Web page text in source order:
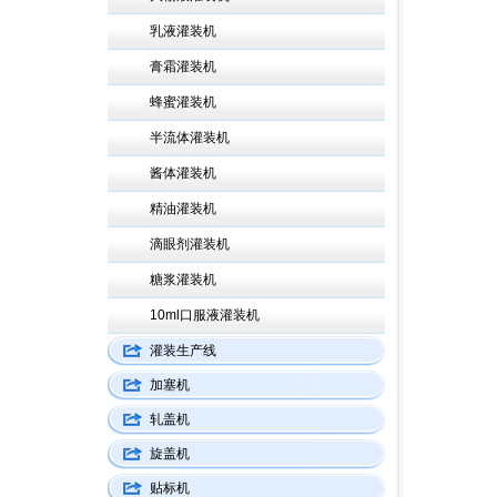
乳液灌装机
膏霜灌装机
蜂蜜灌装机
半流体灌装机
酱体灌装机
精油灌装机
滴眼剂灌装机
糖浆灌装机
10ml口服液灌装机
灌装生产线
加塞机
轧盖机
旋盖机
贴标机